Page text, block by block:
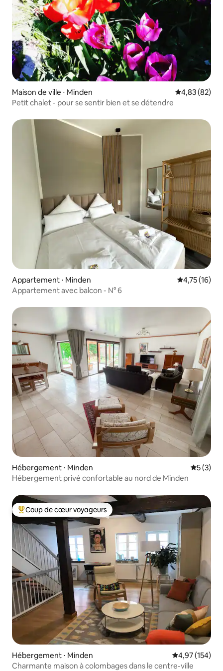
Maison de ville ⋅ Minden Évaluation
4,83 (82)
Petit chalet - pour se sentir bien et se détendre
Appartement ⋅ Minden Évaluation
4,75 (16)
Appartement avec balcon - N° 6
Hébergement ⋅ Minden
5 (3)
Hébergement privé confortable au nord de Minden
Coups de cœur voyageurs les plus appréciés
Coup de cœur voyageurs
Hébergement ⋅ Minden Évaluation
4,97 (154)
Charmante maison à colombages dans le centre-ville